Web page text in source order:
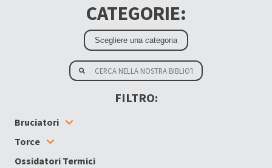
CATEGORIE:
FILTRO:
Bruciatori
Torce
Ossidatori Termici